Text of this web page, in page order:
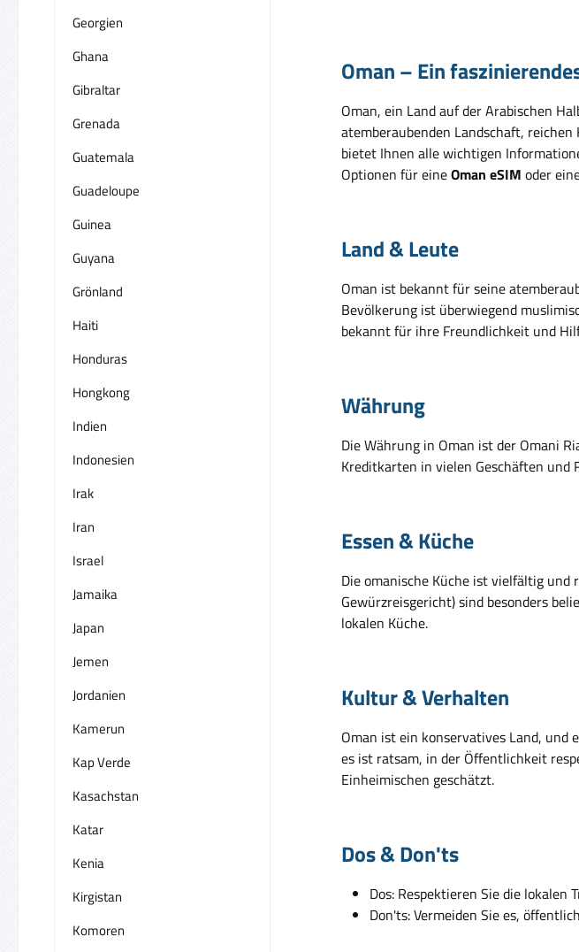
Georgien
Ghana
Gibraltar
Grenada
Guatemala
Guadeloupe
Guinea
Guyana
Grönland
Haiti
Honduras
Hongkong
Indien
Indonesien
Irak
Iran
Israel
Jamaika
Japan
Jemen
Jordanien
Kamerun
Kap Verde
Kasachstan
Katar
Kenia
Kirgistan
Komoren
Oman – Ein
Oman, ein Land auf der Arabischen
atemberaubenden Landschaft,
bietet Ihnen alle wichtigen
Optionen für eineOman eSIM oder
Land & Leute
Oman ist bekannt für seine
Bevölkerung ist überwiegend
bekannt für ihre Freundlichkeit und
Währung
Die Währung in Oman ist der Omani
Kreditkarten in vielen Geschäften und
Essen & Küche
Die omanische Küche ist vielfältig und
Gewürzreisgericht) sind besonders
lokalen Küche.
Kultur & Verhalten
Oman ist ein konservatives Land, und
es ist ratsam, in der Öffentlichkeit
Einheimischen geschätzt.
Dos & Don'ts
Dos: Respektieren Sie die lokalen
Don'ts: Vermeiden Sie es,